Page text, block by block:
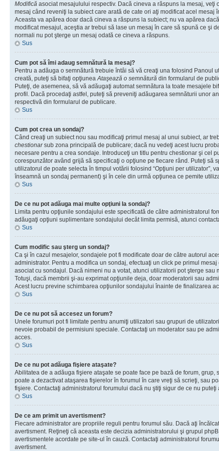
Modifică asociat mesajulului respectiv. Dacă cineva a răspuns la mesaj, veţi
mesaj când reveniţi la subiect care arată de cate ori aţi modificat acel mesaj
Aceasta va apărea doar dacă cineva a răspuns la subiect; nu va apărea
modificat mesajul, aceştia ar trebui să lase un mesaj în care să spună ce şi
normali nu pot şterge un mesaj odată ce cineva a răspuns.
Sus
Cum pot să îmi adaug semnătură la mesaj?
Pentru a adăuga o semnătură trebuie întâi să vă creaţi una folosind Panoul
creată, puteţi să bifaţi opţiuneaAtaşează o semnătură din formularul de
Puteţi, de asemenea, să vă adăugaţi automat semnătura la toate mesajele
profil. Dacă procedaţi astfel, puteţi să preveniţi adăugarea semnăturii unor
respectivă din formularul de publicare.
Sus
Cum pot crea un sondaj?
Când creaţi un subiect nou sau modificaţi primul mesaj al unui subiect, ar
chestionarsub zona principală de publicare; dacă nu vedeţi acest lucru
necesare pentru a crea sondaje. Introduceţi un titlu pentru chestionar şi cel
corespunzător având grijă să specificaţi o opţiune pe fiecare rând. Puteţi să
utilizatorul de poate selecta în timpul votării folosind “Opţiuni per utilizator”,
înseamnă un sondaj permanent) şi în cele din urmă opţiunea ce pemite
Sus
De ce nu pot adăuga mai multe opţiuni la sondaj?
Limita pentru opţiunile sondajului este specificată de către administratorul
adăugaţi opţiuni suplimentare sondajului decât limita permisă, atunci
Sus
Cum modific sau şterg un sondaj?
Ca şi în cazul mesajelor, sondajele pot fi modificate doar de către autorul
administrator. Pentru a modifica un sondaj, efectuaţi un click pe primul
asociat cu sondajul. Dacă nimeni nu a votat, atunci utilizatorii pot şterge
Totuşi, dacă membrii şi-au exprimat opţiunile deja, doar moderatorii sau
Acest lucru previne schimbarea opţiunilor sondajului înainte de finalizarea
Sus
De ce nu pot să accesez un forum?
Unele forumuri pot fi limitate pentru anumiţi utilizatori sau grupuri de
nevoie probabil de permisiuni speciale. Contactaţi un moderator sau pe
acces.
Sus
De ce nu pot adăuga fişiere ataşate?
Abilitatea de a adăuga fişiere ataşate se poate face pe bază de forum, grup,
poate a dezactivat ataşarea fişierelor în forumul în care vreţi să scrieţi, sau
fişiere. Contactaţi administratorul forumului dacă nu ştiţi sigur de ce nu
Sus
De ce am primit un avertisment?
Fiecare administrator are propriile reguli pentru forumul său. Dacă aţi
avertisment. Reţineţi că aceasta este decizia administratorului şi grupul
avertismentele acordate pe site-ul în cauză. Contactaţi administratorul
avertisment.